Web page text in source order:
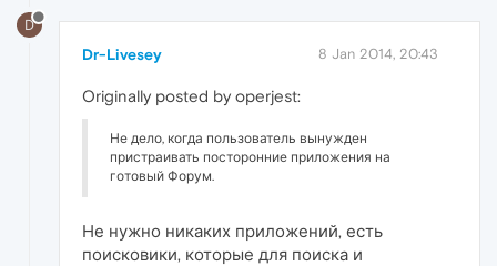
D
Dr-Livesey 8 Jan 2014, 20:43
Originally posted by operjest:
Не дело, когда пользователь вынужден
пристраивать посторонние приложения на
готовый Форум.
Не нужно никаких приложений, есть
поисковики, которые для поиска и